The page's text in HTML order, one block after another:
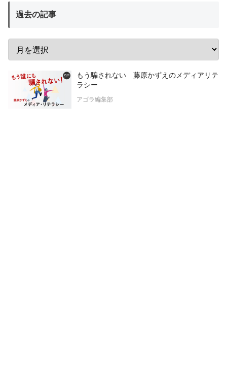
過去の記事
もう騙されない 藤原かずえのメディアリテ
ラシー
アゴラ編集部